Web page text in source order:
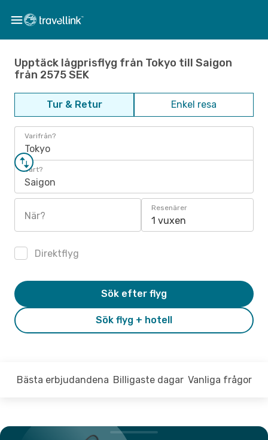
Upptäck lågprisflyg från Tokyo till Saigon
från 2575 SEK
Tur & Retur Enkel resa
Varifrån?
Tokyo
Vart?
Saigon
När?
Resenärer
1 vuxen
Direktflyg
Sök flyg + hotell
Sök efter flyg
Bästa erbjudandena Billigaste dagar Vanliga frågor